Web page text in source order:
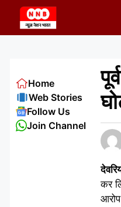
content
कर
Home
Web Stories
Follow Us
Join Channel